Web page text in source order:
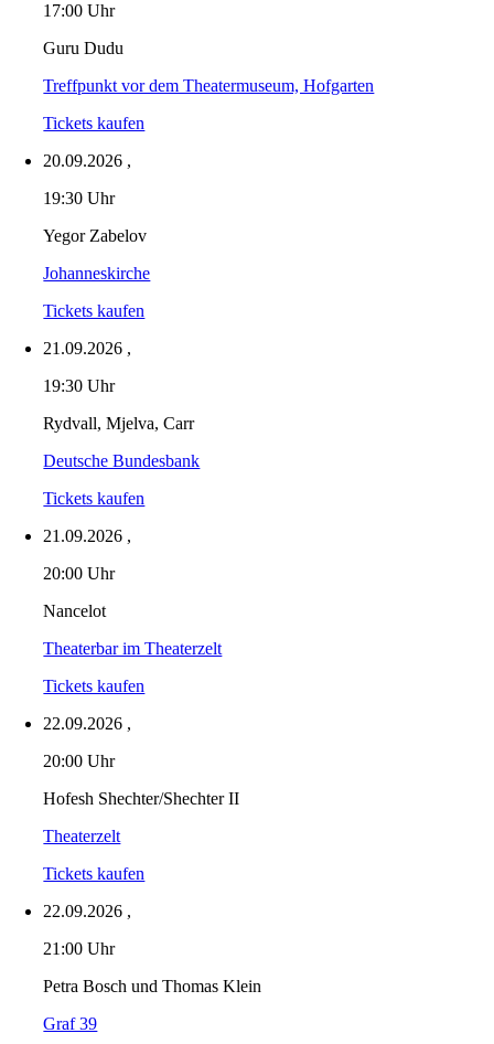
17:00 Uhr
Guru Dudu
Treffpunkt vor dem Theatermuseum, Hofgarten
Tickets kaufen
20.09.2026 ,
19:30 Uhr
Yegor Zabelov
Johanneskirche
Tickets kaufen
21.09.2026 ,
19:30 Uhr
Rydvall, Mjelva, Carr
Deutsche Bundesbank
Tickets kaufen
21.09.2026 ,
20:00 Uhr
Nancelot
Theaterbar im Theaterzelt
Tickets kaufen
22.09.2026 ,
20:00 Uhr
Hofesh Shechter/Shechter II
Theaterzelt
Tickets kaufen
22.09.2026 ,
21:00 Uhr
Petra Bosch und Thomas Klein
Graf 39